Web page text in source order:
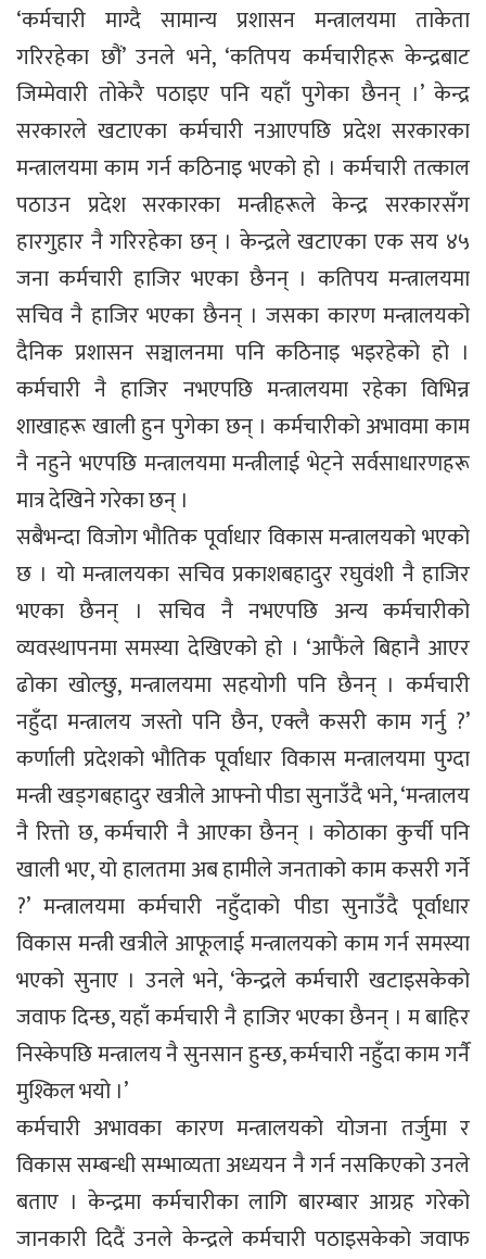
‘कर्मचारी माग्दै सामान्य प्रशासन मन्त्रालयमा ताकेता
गरिरहेका छौं’ उनले भने, ‘कतिपय कर्मचारीहरू केन्द्रबाट
जिम्मेवारी तोकेरै पठाइए पनि यहाँ पुगेका छैनन् ।’ केन्द्र
सरकारले खटाएका कर्मचारी नआएपछि प्रदेश सरकारका
मन्त्रालयमा काम गर्न कठिनाइ भएको हो । कर्मचारी तत्काल
पठाउन प्रदेश सरकारका मन्त्रीहरूले केन्द्र सरकारसँग
हारगुहार नै गरिरहेका छन् । केन्द्रले खटाएका एक सय ४५
जना कर्मचारी हाजिर भएका छैनन् । कतिपय मन्त्रालयमा
सचिव नै हाजिर भएका छैनन् । जसका कारण मन्त्रालयको
दैनिक प्रशासन सञ्चालनमा पनि कठिनाइ भइरहेको हो ।
कर्मचारी नै हाजिर नभएपछि मन्त्रालयमा रहेका विभिन्न
शाखाहरू खाली हुन पुगेका छन् । कर्मचारीको अभावमा काम
नै नहुने भएपछि मन्त्रालयमा मन्त्रीलाई भेट्ने सर्वसाधारणहरू
मात्र देखिने गरेका छन् ।
सबैभन्दा विजोग भौतिक पूर्वाधार विकास मन्त्रालयको भएको
छ । यो मन्त्रालयका सचिव प्रकाशबहादुर रघुवंशी नै हाजिर
भएका छैनन् । सचिव नै नभएपछि अन्य कर्मचारीको
व्यवस्थापनमा समस्या देखिएको हो । ‘आफैंले बिहानै आएर
ढोका खोल्छु, मन्त्रालयमा सहयोगी पनि छैनन् । कर्मचारी
नहुँदा मन्त्रालय जस्तो पनि छैन, एक्लै कसरी काम गर्नु ?’
कर्णाली प्रदेशको भौतिक पूर्वाधार विकास मन्त्रालयमा पुग्दा
मन्त्री खड्गबहादुर खत्रीले आफ्नो पीडा सुनाउँदै भने, ‘मन्त्रालय
नै रित्तो छ, कर्मचारी नै आएका छैनन् । कोठाका कुर्ची पनि
खाली भए, यो हालतमा अब हामीले जनताको काम कसरी गर्ने
?’ मन्त्रालयमा कर्मचारी नहुँदाको पीडा सुनाउँदै पूर्वाधार
विकास मन्त्री खत्रीले आफूलाई मन्त्रालयको काम गर्न समस्या
भएको सुनाए । उनले भने, ‘केन्द्रले कर्मचारी खटाइसकेको
जवाफ दिन्छ, यहाँ कर्मचारी नै हाजिर भएका छैनन् । म बाहिर
निस्केपछि मन्त्रालय नै सुनसान हुन्छ, कर्मचारी नहुँदा काम गर्नै
मुश्किल भयो ।’
कर्मचारी अभावका कारण मन्त्रालयको योजना तर्जुमा र
विकास सम्बन्धी सम्भाव्यता अध्ययन नै गर्न नसकिएको उनले
बताए । केन्द्रमा कर्मचारीका लागि बारम्बार आग्रह गरेको
जानकारी दिदैं उनले केन्द्रले कर्मचारी पठाइसकेको जवाफ